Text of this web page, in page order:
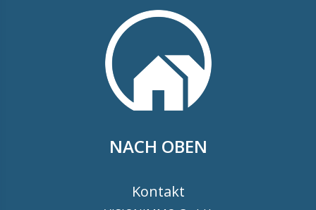
NACH OBEN
Kontakt